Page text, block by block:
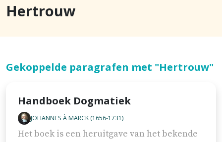
Hertrouw
Gekoppelde paragrafen met "Hertrouw"
Handboek Dogmatiek
JOHANNES À MARCK (1656-1731)
Het boek is een heruitgave van het bekende